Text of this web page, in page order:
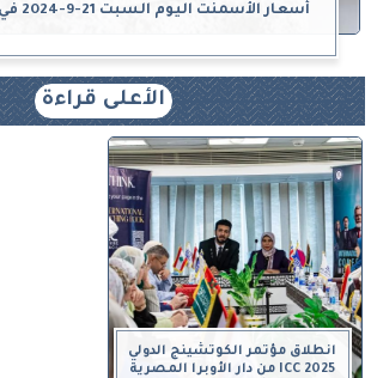
أسعار الأسمنت اليوم السبت 21-9-2024 في محافظة المنيا
الأعلى قراءة
انطلاق مؤتمر الكوتشينج الدولي
ICC 2025 من دار الأوبرا المصرية